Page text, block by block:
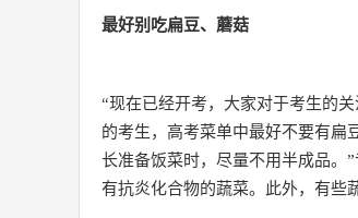
最好别吃扁豆、蘑菇
“现在已经开考，大家对于考生的
的考生，高考菜单中最好不要有扁
长准备饭菜时，尽量不用半成品。
有抗炎化合物的蔬菜。此外，有些